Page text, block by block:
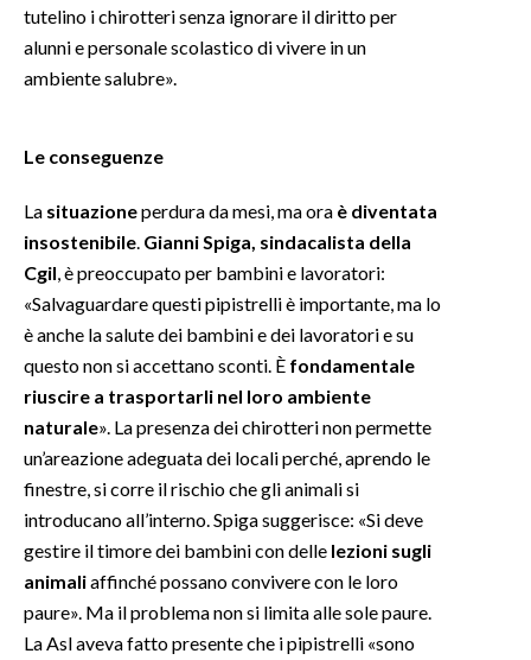
INSULARITÀ
INFO AZIENDE
ABBONATI
ANNUNCI
NECROLOGI
SPIAGGE
STORE
tutelino i chirotteri senza ignorare il diritto per
alunni e personale scolastico di vivere in un
ambiente salubre».
Le conseguenze
La situazioneperdura da mesi, ma ora è diventata
insostenibile Gianni Spiga, sindacalista della
Cgil , è preoccupato per bambini e lavoratori:
«Salvaguardare questi pipistrelli è importante, ma lo
è anche la salute dei bambini e dei lavoratori e su
questo non si accettano sconti. È fondamentale
riuscire a trasportarli nel loro ambiente
naturale». La presenza dei chirotteri non permette
un’areazione adeguata dei locali perché, aprendo le
finestre, si corre il rischio che gli animali si
introducano all’interno. Spiga suggerisce: «Si deve
gestire il timore dei bambini con delle lezioni sugli
animaliaffinché possano convivere con le loro
paure». Ma il problema non si limita alle sole paure.
La Asl aveva fatto presente che i pipistrelli «sono